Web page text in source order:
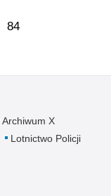
84
Archiwum X
Lotnictwo Policji